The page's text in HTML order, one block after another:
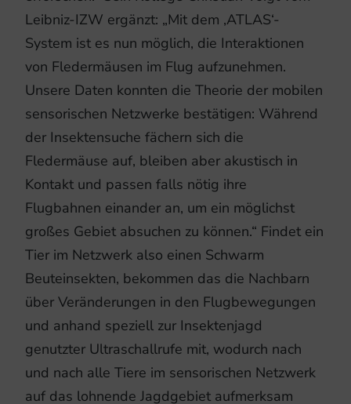
Leibniz-IZW ergänzt: „Mit dem ‚ATLAS‘-
System ist es nun möglich, die Interaktionen
von Fledermäusen im Flug aufzunehmen.
Unsere Daten konnten die Theorie der mobilen
sensorischen Netzwerke bestätigen: Während
der Insektensuche fächern sich die
Fledermäuse auf, bleiben aber akustisch in
Kontakt und passen falls nötig ihre
Flugbahnen einander an, um ein möglichst
großes Gebiet absuchen zu können.“ Findet ein
Tier im Netzwerk also einen Schwarm
Beuteinsekten, bekommen das die Nachbarn
über Veränderungen in den Flugbewegungen
und anhand speziell zur Insektenjagd
genutzter Ultraschallrufe mit, wodurch nach
und nach alle Tiere im sensorischen Netzwerk
auf das lohnende Jagdgebiet aufmerksam